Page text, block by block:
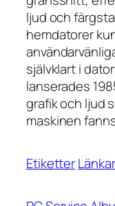
ljud och
hemdatorer
självklart i
lanserades
grafik och ljud
maskinen
EtiketterLänkar